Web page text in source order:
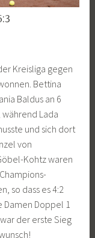
Kreisliga gegen
Bettina
Baldus an 6
Lada
und sich dort
von
Kohtz waren
so dass es 4:2
Damen Doppel 1
der erste Sieg